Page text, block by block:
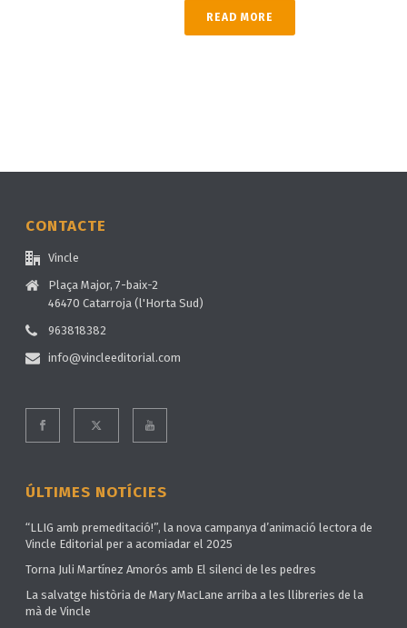
READ MORE
CONTACTE
Vincle
Plaça Major, 7-baix-2
46470 Catarroja (l'Horta Sud)
963818382
info@vincleeditorial.com
ÚLTIMES NOTÍCIES
“LLIG amb premeditació!”, la nova campanya d’animació lectora de
Vincle Editorial per a acomiadar el 2025
Torna Juli Martínez Amorós amb El silenci de les pedres
La salvatge història de Mary MacLane arriba a les llibreries de la
mà de Vincle